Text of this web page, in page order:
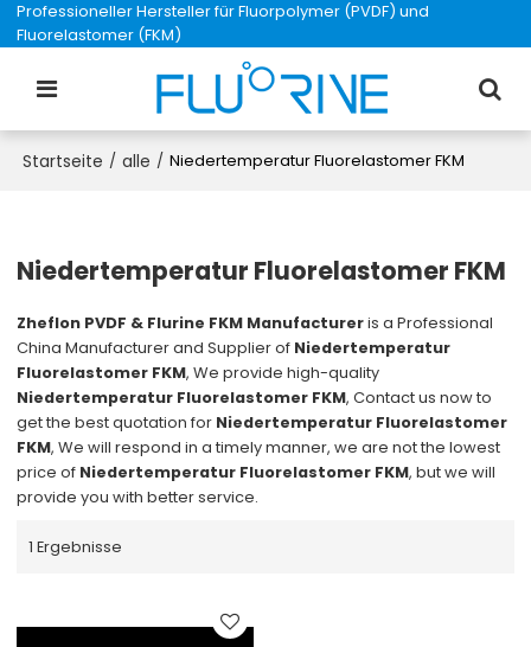
Professioneller Hersteller für Fluorpolymer (PVDF) und
Fluorelastomer (FKM)
Startseite / alle / Niedertemperatur Fluorelastomer FKM
Niedertemperatur Fluorelastomer FKM
Zheflon PVDF & Flurine FKM Manufactureris a Professional
China Manufacturer and Supplier of Niedertemperatur
Fluorelastomer FKM, We provide high-quality
Niedertemperatur Fluorelastomer FKM, Contact us now to
get the best quotation for Niedertemperatur Fluorelastomer
FKM, We will respond in a timely manner, we are not the lowest
price of Niedertemperatur Fluorelastomer FKM, but we will
provide you with better service.
1 Ergebnisse